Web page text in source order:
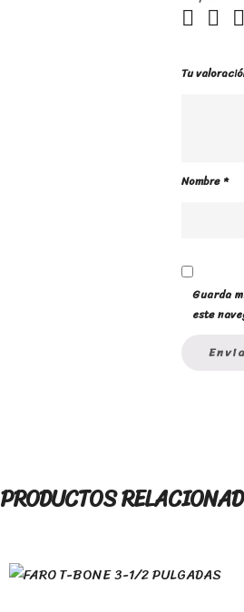
Tu
Nombre*
Guarda
este
PRODUCTOS